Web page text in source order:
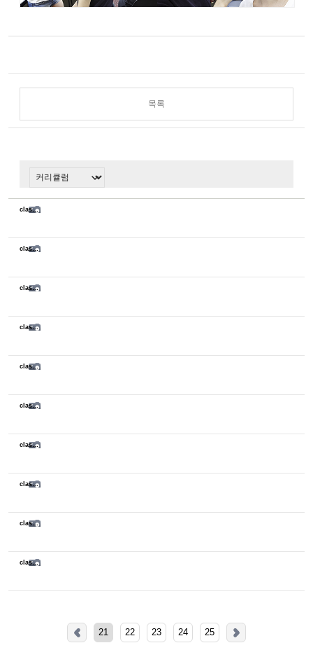
목록
class sketch
class sketch
class sketch
class sketch
class sketch
class sketch
class sketch
class sketch
class sketch
class sketch
21 22 23 24 25